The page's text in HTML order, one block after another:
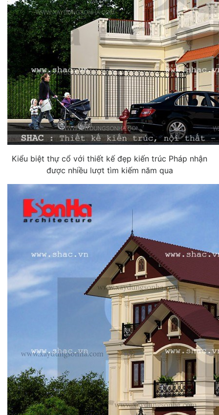
Kiểu biệt thự cổ với thiết kế đẹp kiến trúc Pháp nhận
được nhiều lượt tìm kiếm năm qua